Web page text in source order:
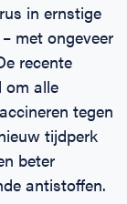
in ernstige
met ongeveer
recente
om alle
tegen
tijdperk
beter
antistoffen.